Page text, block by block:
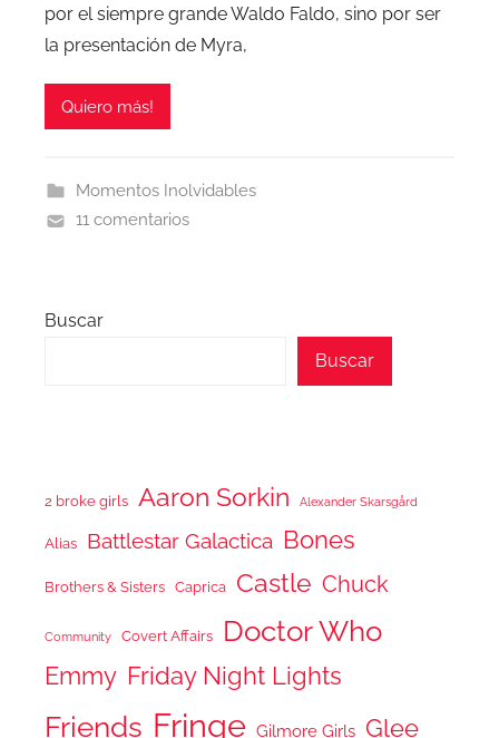
por el siempre grande Waldo Faldo, sino por ser
la presentación de Myra,
Quiero más!
Momentos Inolvidables
11 comentarios
Buscar
Buscar
2 broke girls Aaron Sorkin Alexander Skarsgård
Alias Battlestar Galactica Bones
Brothers & Sisters Caprica Castle Chuck
Community Covert Affairs Doctor Who
Emmy Friday Night Lights
Friends Fringe Gilmore Girls Glee